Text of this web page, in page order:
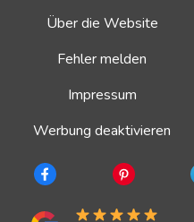
Über die Website
Fehler melden
Impressum
Werbung deaktivieren